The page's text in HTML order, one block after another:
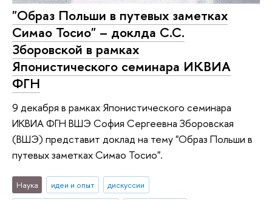
"Образ Польши в путевых заметках
Симао Тосио" – доклда С.С.
Зборовской в рамках
Японистического семинара ИКВИА
ФГН
9 декабря в рамках Японистического семинара
ИКВИА ФГН ВШЭ София Сергеевна Зборовская
(ВШЭ) представит доклад на тему "Образ Польши в
путевых заметках Симао Тосио".
Наука идеи и опыт
дискуссии